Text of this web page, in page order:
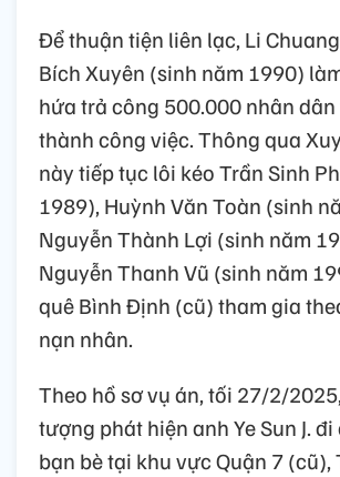
Để thuận tiện liên lạc, Li
Bích Xuyên (sinh năm 1990)
hứa trả công 500.000 nhân
thành công việc. Thông qua
này tiếp tục lôi kéo Trần Sinh
1989), Huỳnh Văn Toàn (sinh
Nguyễn Thành Lợi (sinh năm
Nguyễn Thanh Vũ (sinh năm
quê Bình Định (cũ) tham gia
nạn nhân.
Theo hồ sơ vụ án, tối 27/2/
tượng phát hiện anh Ye Sun J.
bạn bè tại khu vực Quận 7 (cũ),